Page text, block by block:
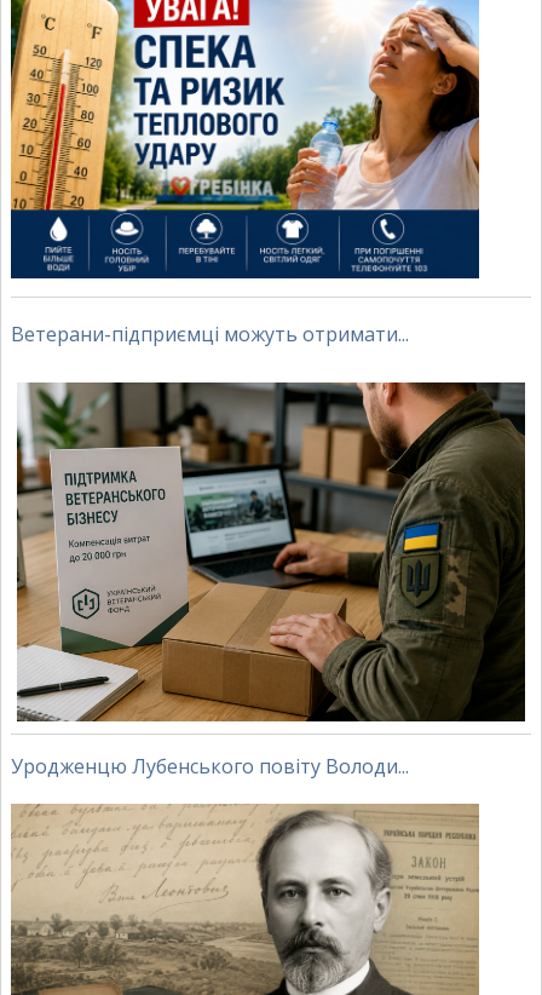
Ветерани-підприємці можуть отримати...
Уродженцю Лубенського повіту Володи...